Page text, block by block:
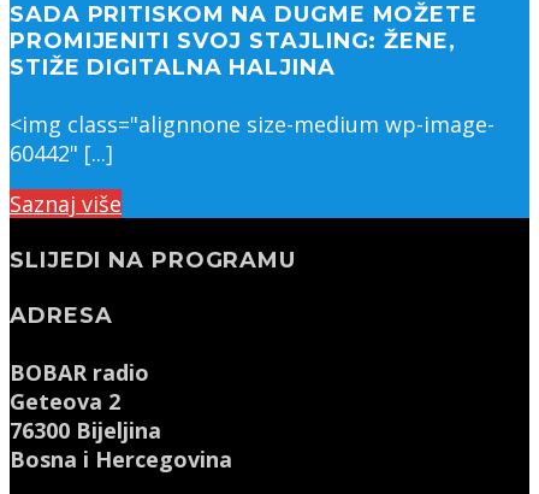
SADA PRITISKOM NA DUGME MOŽETE
PROMIJENITI SVOJ STAJLING: ŽENE,
STIŽE DIGITALNA HALJINA
<img class="alignnone size-medium wp-image-
60442" [...]
Saznaj više
SLIJEDI NA PROGRAMU
ADRESA
BOBAR radio
Geteova 2
76300 Bijeljina
Bosna i Hercegovina